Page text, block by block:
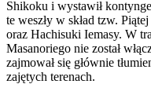
Shikoku i wystawił
te weszły w skład tzw.
oraz Hachisuki Iemasy. W
Masanoriego nie został
zajmował się głównie
zajętych terenach.